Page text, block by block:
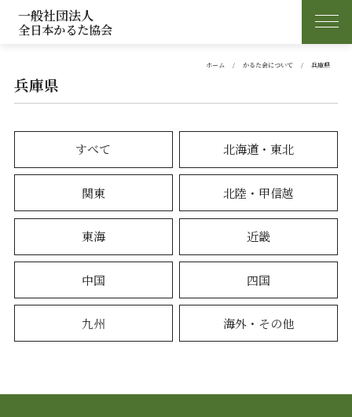
一般社団法人
全日本かるた協会
ホーム かるた会について 兵庫県
兵庫県
すべて 北海道・東北
関東 北陸・甲信越
東海 近畿
中国 四国
九州 海外・その他